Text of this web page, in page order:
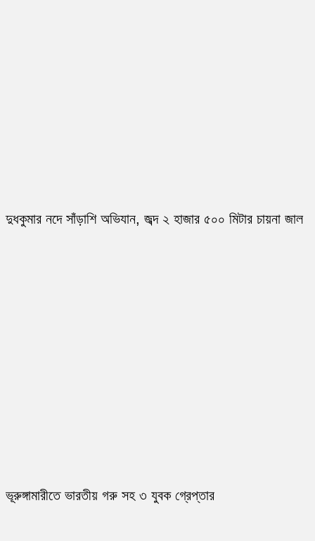
দুধকুমার নদে সাঁড়াশি অভিযান, জব্দ ২ হাজার ৫০০ মিটার চায়না জাল
ভূরুঙ্গামারীতে ভারতীয় গরু সহ ৩ যুবক গ্রেপ্তার